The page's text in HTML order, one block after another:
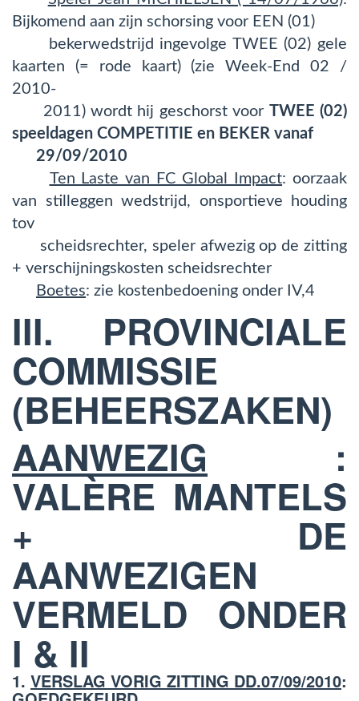
Bijkomend aan zijn schorsing voor EEN (01)
bekerwedstrijd ingevolge TWEE (02) gele
kaarten (= rode kaart) (zie Week-End 02 /
2010-
2011) wordt hij geschorst voor
TWEE (02)
speeldagen COMPETITIE en BEKER vanaf
29/09/2010
Ten Laste van FC Global Impact: oorzaak
van stilleggen wedstrijd, onsportieve houding
tov
scheidsrechter, speler afwezig op de zitting
+ verschijningskosten scheidsrechter
Boetes: zie kostenbedoening onder IV,4
III. PROVINCIALE
COMMISSIE
(BEHEERSZAKEN)
AANWEZIG :
VALÈRE MANTELS
+ DE
AANWEZIGEN
VERMELD ONDER
I & II
1. VERSLAG VORIG ZITTING DD.07/09/2010: